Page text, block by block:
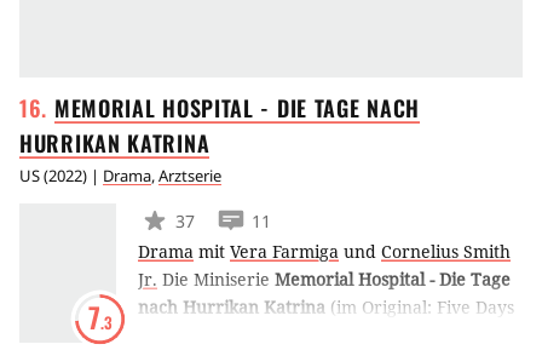
MEMORIAL HOSPITAL - DIE TAGE NACH
HURRIKAN KATRINA
US(2022) | Drama,Arztserie
7.3
37
11
Drama mit Vera Farmiga und Cornelius Smith
Jr. Die Miniserie Memorial Hospital - Die Tage
nach Hurrikan Katrina (im Original: Five Days